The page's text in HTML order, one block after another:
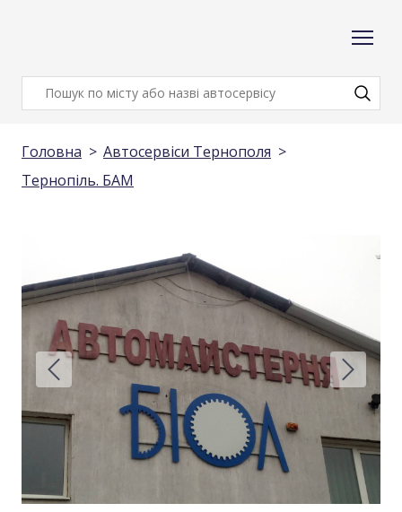
Головна
Автосервіси Тернополя
Тернопіль. БАМ